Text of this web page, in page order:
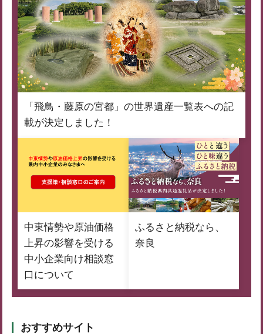
「飛鳥・藤原の宮都」の世界遺産一覧表への記
載が決定しました！
中東情勢や原油価格
上昇の影響を受ける
中小企業向け相談窓
口について
ふるさと納税なら、
奈良
おすすめサイト